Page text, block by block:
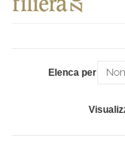
Prodotti
Elenca per